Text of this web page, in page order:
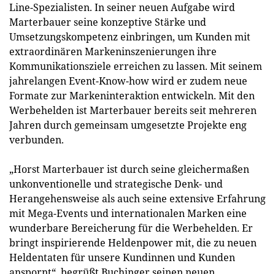
Line-Spezialisten. In seiner neuen Aufgabe wird
Marterbauer seine konzeptive Stärke und
Umsetzungskompetenz einbringen, um Kunden mit
extraordinären Markeninszenierungen ihre
Kommunikationsziele erreichen zu lassen. Mit seinem
jahrelangen Event-Know-how wird er zudem neue
Formate zur Markeninteraktion entwickeln. Mit den
Werbehelden ist Marterbauer bereits seit mehreren
Jahren durch gemeinsam umgesetzte Projekte eng
verbunden.
„Horst Marterbauer ist durch seine gleichermaßen
unkonventionelle und strategische Denk- und
Herangehensweise als auch seine extensive Erfahrung
mit Mega-Events und internationalen Marken eine
wunderbare Bereicherung für die Werbehelden. Er
bringt inspirierende Heldenpower mit, die zu neuen
Heldentaten für unsere Kundinnen und Kunden